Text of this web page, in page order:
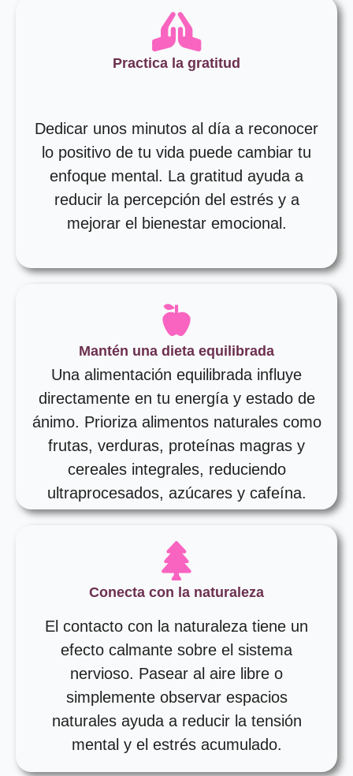
Practica la gratitud
Dedicar unos minutos al día a reconocer
lo positivo de tu vida puede cambiar tu
enfoque mental. La gratitud ayuda a
reducir la percepción del estrés y a
mejorar el bienestar emocional.
Mantén una dieta equilibrada
Una alimentación equilibrada influye
directamente en tu energía y estado de
ánimo. Prioriza alimentos naturales como
frutas, verduras, proteínas magras y
cereales integrales, reduciendo
ultraprocesados, azúcares y cafeína.
Conecta con la naturaleza
El contacto con la naturaleza tiene un
efecto calmante sobre el sistema
nervioso. Pasear al aire libre o
simplemente observar espacios
naturales ayuda a reducir la tensión
mental y el estrés acumulado.